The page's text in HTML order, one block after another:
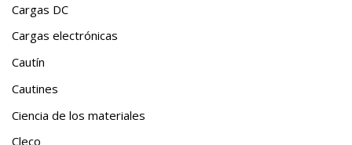
Cargas DC
Cargas electrónicas
Cautín
Cautines
Ciencia de los materiales
Cleco